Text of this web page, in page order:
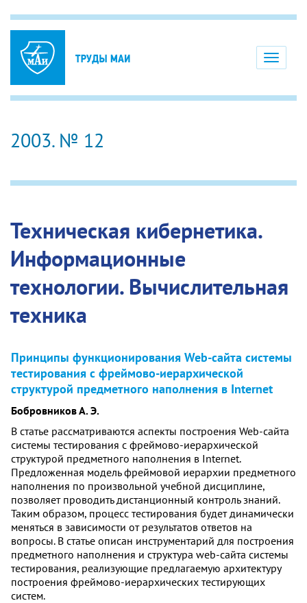
Toggle
2003. № 12
Техническая кибернетика.
Информационные
технологии. Вычислительная
техника
Принципы функционирования Web-сайта системы
тестирования с фреймово-иерархической
структурой предметного наполнения в Internet
Бобровников А. Э.
В статье рассматриваются аспекты построения Web-сайта
системы тестирования с фреймово-иерархической
структурой предметного наполнения в Internet.
Предложенная модель фреймовой иерархии предметного
наполнения по произвольной учебной дисциплине,
позволяет проводить дистанционный контроль знаний.
Таким образом, процесс тестирования будет динамически
меняться в зависимости от результатов ответов на
вопросы. В статье описан инструментарий для построения
предметного наполнения и структура web-сайта системы
тестирования, реализующие предлагаемую архитектуру
построения фреймово-иерархических тестирующих
систем.